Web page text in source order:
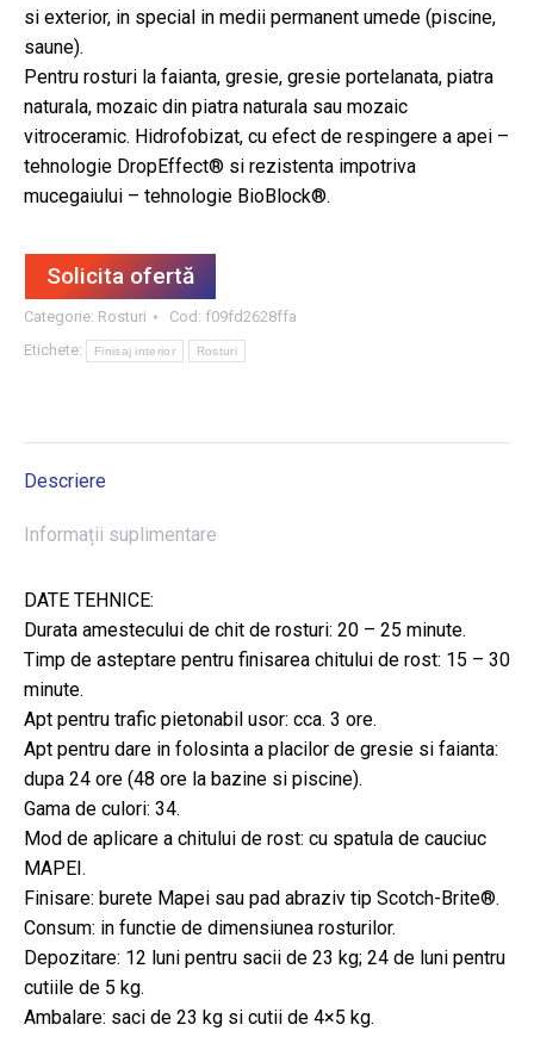
si exterior, in special in medii permanent umede (piscine,
saune).
Pentru rosturi la faianta, gresie, gresie portelanata, piatra
naturala, mozaic din piatra naturala sau mozaic
vitroceramic. Hidrofobizat, cu efect de respingere a apei –
tehnologie DropEffect® si rezistenta impotriva
mucegaiului – tehnologie BioBlock®.
Solicita ofertă
Categorie: Rosturi Cod: f09fd2628ffa
Etichete:
Finisaj interior Rosturi
Descriere
Informații suplimentare
DATE TEHNICE:
Durata amestecului de chit de rosturi: 20 – 25 minute.
Timp de asteptare pentru finisarea chitului de rost: 15 – 30
minute.
Apt pentru trafic pietonabil usor: cca. 3 ore.
Apt pentru dare in folosinta a placilor de gresie si faianta:
dupa 24 ore (48 ore la bazine si piscine).
Gama de culori: 34.
Mod de aplicare a chitului de rost: cu spatula de cauciuc
MAPEI.
Finisare: burete Mapei sau pad abraziv tip Scotch-Brite®.
Consum: in functie de dimensiunea rosturilor.
Depozitare: 12 luni pentru sacii de 23 kg; 24 de luni pentru
cutiile de 5 kg.
Ambalare: saci de 23 kg si cutii de 4×5 kg.